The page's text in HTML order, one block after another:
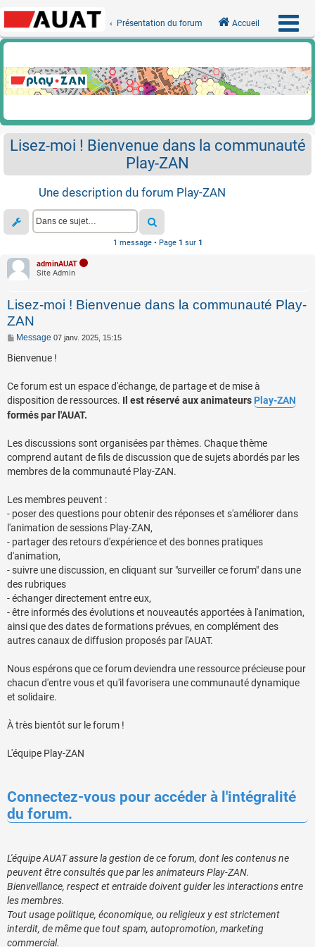
Accueil
Présentation du forum
Lisez-moi ! Bienvenue dans la communauté
Play-ZAN
Une description du forum Play-ZAN
1 message • Page 1 sur 1
adminAUAT
Site Admin
Lisez-moi ! Bienvenue dans la communauté Play-
ZAN
Message 07 janv. 2025, 15:15
Bienvenue !
Ce forum est un espace d'échange, de partage et de mise à
disposition de ressources. Il est réservé aux animateurs Play-ZAN
formés par l'AUAT.
Les discussions sont organisées par thèmes. Chaque thème
comprend autant de fils de discussion que de sujets abordés par les
membres de la communauté Play-ZAN.
Les membres peuvent :
- poser des questions pour obtenir des réponses et s'améliorer dans
l'animation de sessions Play-ZAN,
- partager des retours d'expérience et des bonnes pratiques
d'animation,
- suivre une discussion, en cliquant sur "surveiller ce forum" dans une
des rubriques
- échanger directement entre eux,
- être informés des évolutions et nouveautés apportées à l'animation,
ainsi que des dates de formations prévues, en complément des
autres canaux de diffusion proposés par l'AUAT.
Nous espérons que ce forum deviendra une ressource précieuse pour
chacun d'entre vous et qu'il favorisera une communauté dynamique
et solidaire.
À très bientôt sur le forum !
L'équipe Play-ZAN
Connectez-vous pour accéder à l'intégralité
du forum.
L'équipe AUAT assure la gestion de ce forum, dont les contenus ne
peuvent être consultés que par les animateurs Play-ZAN.
Bienveillance, respect et entraide doivent guider les interactions entre
les membres.
Tout usage politique, économique, ou religieux y est strictement
interdit, de même que tout spam, autopromotion, marketing
commercial.